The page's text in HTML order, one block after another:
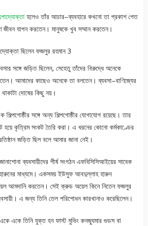
হলেও তাঁর আচার–ব্যবহারে কখনো তা প্রকাশ পেত
যাপন করতেন। মানুষকে খুব সম্মান করতেন।
সঙ্গে জড়িত ছিলেন, সেহেতু তাঁদের বিরুদ্ধে অনেকে
আমাদের কাছেও অনেকে তা বলতেন। ব্যবসা–বাণিজ্যের
দোষের কিছু নয়।
শিল্পগোষ্ঠীর সঙ্গে অন্য শিল্পগোষ্ঠীর যোগাযোগ রয়েছে। তার
হয়ে কৃত্রিম সংকট তৈরি করা। এ ধরনের কোনো কর্মকাণ্ডের
জড়িত ছিল বলে আমার জানা নেই।
ব্যবসায়ীদের শীর্ষ সংগঠন এফবিসিসিআইয়ের সাবেক
মাধ্যমে। একসময় ইউসুফ আবদুল্লাহ হারুন
আমদানি করতেন। সেই ক্রুড অয়েল কিনে নিতেন ফজলুর
এ জন্য তিনি তেল পরিশোধন কারখানাও করেছিলেন।
একে তিনি যুক্ত হন ফাস্ট মুভিং কনজ্যুমার গুডস বা